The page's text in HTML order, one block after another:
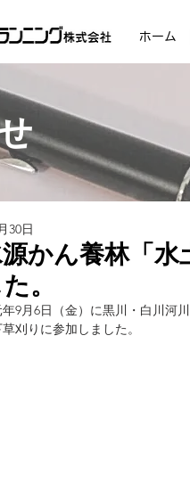
ホーム
源かん養林「
。
30日
9月6日（金）に黒川・白川河
刈りに参加しました。